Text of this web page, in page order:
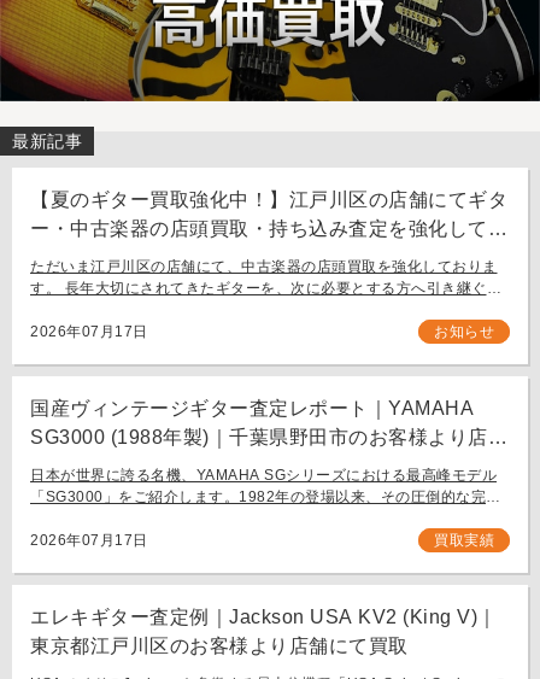
最新記事
【夏のギター買取強化中！】江戸川区の店舗にてギタ
ー・中古楽器の店頭買取・持ち込み査定を強化してお
ります。
ただいま江戸川区の店舗にて、中古楽器の店頭買取を強化しておりま
す。 長年大切にされてきたギターを、次に必要とする方へ引き継ぐお
ち込み査定も大歓迎です。
2026年07月17日 お知らせ
国産ヴィンテージギター査定レポート｜YAMAHA
SG3000 (1988年製)｜千葉県野田市のお客様より店舗
にて買取
日本が世界に誇る名機、YAMAHA SGシリーズにおける最高峰モデル
「SG3000」をご紹介します。1982年の登場以来、その圧倒的な完成
フラッグシップモデル […]
2026年07月17日 買取実績
エレキギター査定例｜Jackson USA KV2 (King V)｜
東京都江戸川区のお客様より店舗にて買取